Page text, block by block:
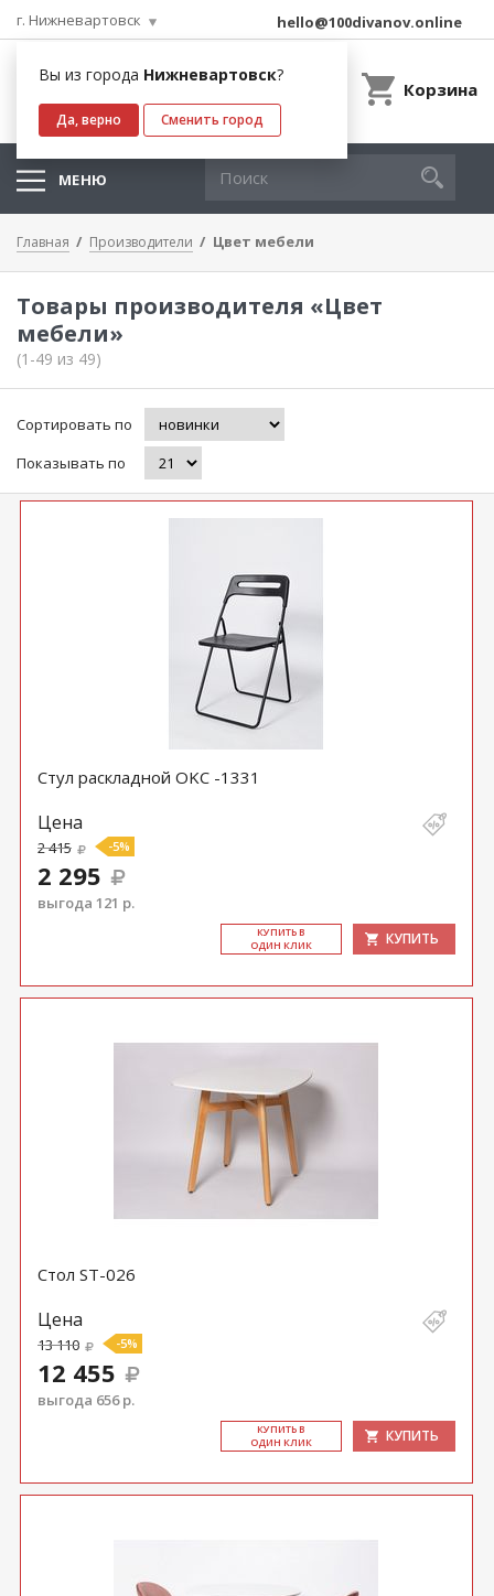
г. Нижневартовск
Вы из города Нижневартовск?
Да, верно Сменить город
hello@100divanov.online
Корзина
МЕНЮ
Главная Производители Цвет мебели
Товары производителя «Цвет
мебели»
(1-49 из 49)
Сортировать по
Показывать по
Стул раскладной OKC -1331
Цена
2 415 -5%
2 295
выгода 121 р.
КУ­ПИТЬ В
ОДИН КЛИК
КУПИТЬ
Стол ST-026
Цена
13 110 -5%
12 455
выгода 656 р.
КУ­ПИТЬ В
ОДИН КЛИК
КУПИТЬ